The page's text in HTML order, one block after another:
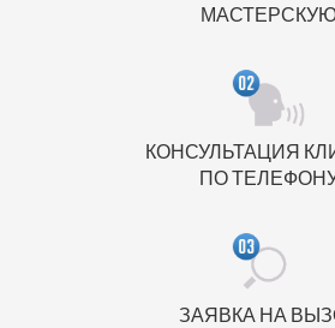
КОНСУЛЬТАЦИЯ
ПО
ЗАЯВКА НА